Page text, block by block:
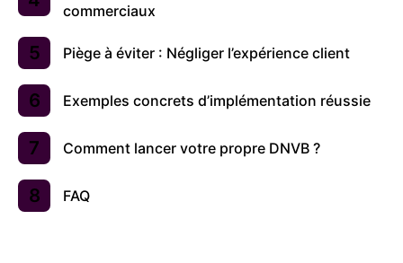
commerciaux
Piège à éviter : Négliger l’expérience client
Exemples concrets d’implémentation réussie
Comment lancer votre propre DNVB ?
FAQ